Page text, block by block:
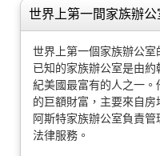
世界上第一間家族辦公
世界上第一個家族辦公
已知的家族辦公室是由約
紀美國最富有的人之一
的巨額財富，主要來自房
阿斯特家族辦公室負責
法律服務。